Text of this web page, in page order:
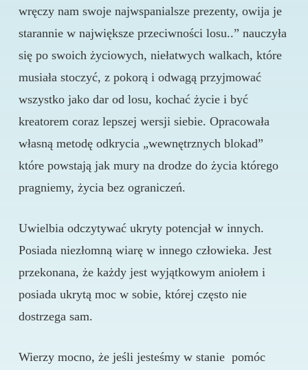
wręczy nam swoje najwspanialsze prezenty, owija je
starannie w największe przeciwności losu..” nauczyła
się po swoich życiowych, niełatwych walkach, które
musiała stoczyć, z pokorą i odwagą przyjmować
wszystko jako dar od losu, kochać życie i być
kreatorem coraz lepszej wersji siebie. Opracowała
własną metodę odkrycia „wewnętrznych blokad”
które powstają jak mury na drodze do życia którego
pragniemy, życia bez ograniczeń.
Uwielbia odczytywać ukryty potencjał w innych.
Posiada niezłomną wiarę w innego człowieka. Jest
przekonana, że każdy jest wyjątkowym aniołem i
posiada ukrytą moc w sobie, której często nie
dostrzega sam.
Wierzy mocno, że jeśli jesteśmy w stanie pomóc